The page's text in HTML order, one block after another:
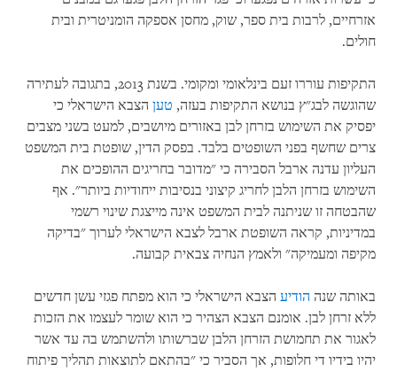
אזרחיים, לרבות בית ספר, שוק, מחסן אספקה הומניטרית ובית
חולים.
התקיפות עוררו זעם בינלאומי ומקומי. בשנת 2013, בתגובה לעתירה
שהוגשה לבג"ץ בנושא התקיפות בעזה, טען הצבא הישראלי כי
יפסיק את השימוש בזרחן לבן באזורים מיושבים, למעט בשני מצבים
צרים שחשף בפני השופטים בלבד. בפסק הדין, שופטת בית המשפט
העליון עדנה ארבל הסבירה כי "מדובר בחריגים ההופכים את
השימוש בזרחן הלבן לחריג קיצוני בנסיבות ייחודיות ביותר". אף
שהבטחה זו שניתנה לבית המשפט אינה מייצגת שינוי רשמי
במדיניות, קראה השופטת ארבל לצבא הישראלי לערוך "בדיקה
מקיפה ומעמיקה" ולאמץ הנחיה צבאית קבועה.
באותה שנה הודיע הצבא הישראלי כי הוא מפתח פגזי עשן חדשים
ללא זרחן לבן. אומנם הצבא הצהיר כי הוא שומר לעצמו את הזכות
לאגור את תחמושת הזרחן הלבן שברשותו ולהשתמש בה עד אשר
יהיו בידיו די חלופות, אך הסביר כי "בהתאם לתוצאות תהליך פיתוח